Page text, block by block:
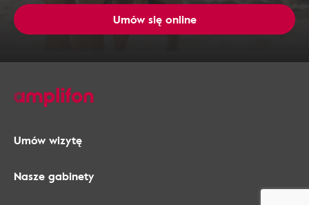
Umów się online
Umów wizytę
Nasze gabinety